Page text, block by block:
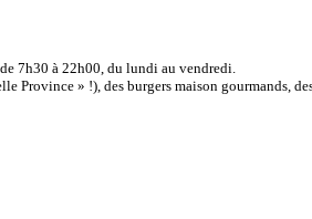
7h30 à 22h00, du lundi au vendredi.
Province » !), des burgers maison gourmands,